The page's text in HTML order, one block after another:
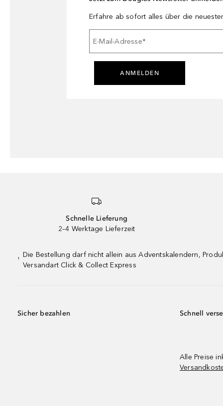
Erfahre ab sofort alles über die
E-Mail-Adresse*
ANMELDEN
Schnelle Lieferung
2–4 Werktage Lieferzeit
¹
Die Bestellung darf nicht allein aus Adventskalendern,
Versandart Click & Collect Express
Sicher bezahlen Schnell
Alle Preise